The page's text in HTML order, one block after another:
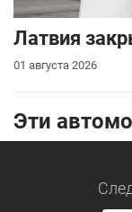
Латвия
01 августа 2026
Эти